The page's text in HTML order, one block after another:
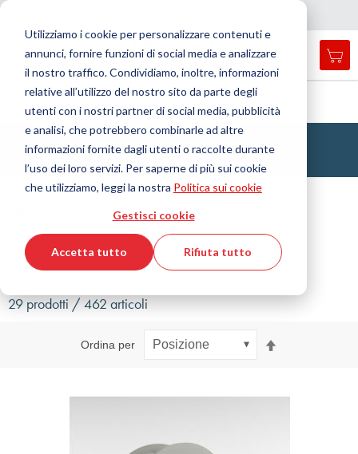
Utilizziamo i cookie per personalizzare contenuti e
annunci, fornire funzioni di social media e analizzare
il nostro traffico. Condividiamo, inoltre, informazioni
relative all’utilizzo del nostro sito da parte degli
utenti con i nostri partner di social media, pubblicità
e analisi, che potrebbero combinarle ad altre
informazioni fornite dagli utenti o raccolte durante
l’uso dei loro servizi. Per saperne di più sui cookie
che utilizziamo, leggi la nostra Politica sui cookie
Gestisci cookie
Accetta tutto Rifiuta tutto
Menu
search
Cerca
Cerca
Home Tecnologia delle trasmissioni Pulegge
Pulegge
29 prodotti / 462 articoli
Ordina per